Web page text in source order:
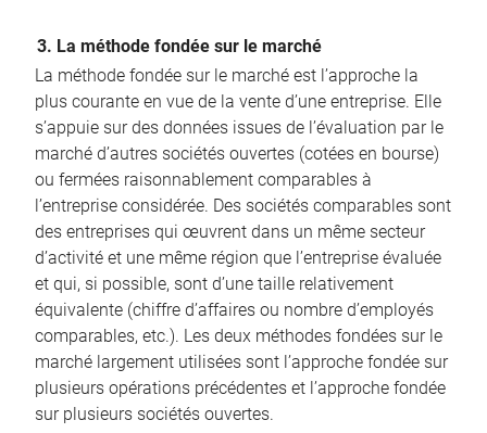
3. La méthode fondée sur le marché
La méthode fondée sur le marché est l’approche la
plus courante en vue de la vente d’une entreprise. Elle
s’appuie sur des données issues de l’évaluation par le
marché d’autres sociétés ouvertes (cotées en bourse)
ou fermées raisonnablement comparables à
l’entreprise considérée. Des sociétés comparables sont
des entreprises qui œuvrent dans un même secteur
d’activité et une même région que l’entreprise évaluée
et qui, si possible, sont d’une taille relativement
équivalente (chiffre d’affaires ou nombre d’employés
comparables, etc.). Les deux méthodes fondées sur le
marché largement utilisées sont l’approche fondée sur
plusieurs opérations précédentes et l’approche fondée
sur plusieurs sociétés ouvertes.